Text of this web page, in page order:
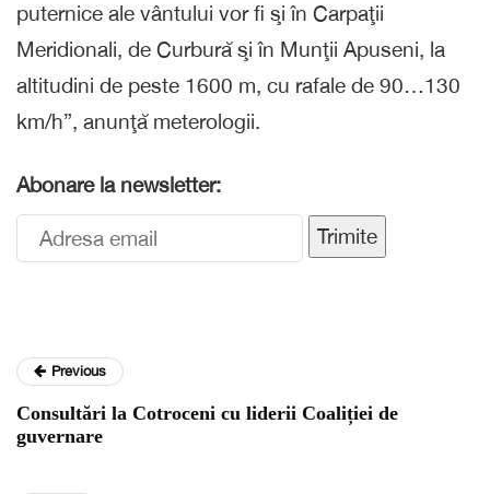
puternice ale vântului vor fi şi în Carpaţii
Meridionali, de Curbură şi în Munţii Apuseni, la
altitudini de peste 1600 m, cu rafale de 90…130
km/h”, anunţă meterologii.
Abonare la newsletter:
Trimite
Previous
Consultări la Cotroceni cu liderii Coaliției de
guvernare